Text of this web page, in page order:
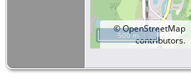
©OpenStreetMap
contributors.
500 m